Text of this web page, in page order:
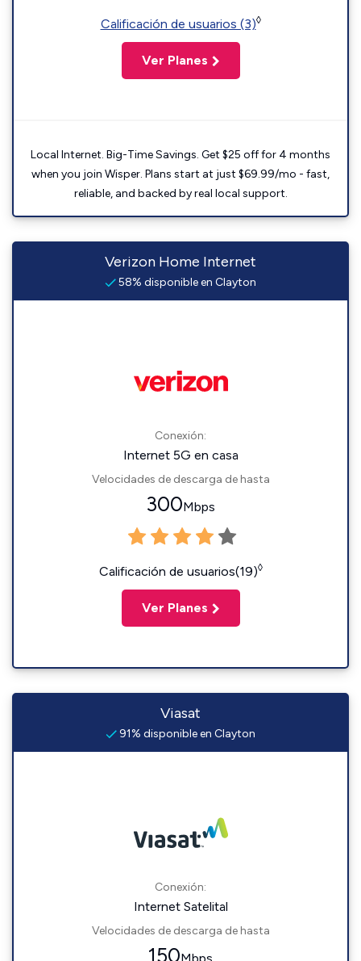
Calificación de usuarios (3)◊
Ver Planes
Local Internet. Big-Time Savings. Get $25 off for 4 months
when you join Wisper. Plans start at just $69.99/mo - fast,
reliable, and backed by real local support.
Verizon Home Internet
58% disponible en Clayton
Conexión:
Internet 5G en casa
Velocidades de descarga de hasta
300Mbps
Calificación de usuarios(19)◊
Ver Planes
Viasat
91% disponible en Clayton
Conexión:
Internet Satelital
Velocidades de descarga de hasta
150